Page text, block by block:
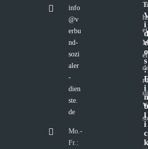
info
@v
erbu
nd-
sozi
aler
-
dien
ste.
de
Mo.-
Fr.:
E
i
e
o
s
:
i
l
i
c
k